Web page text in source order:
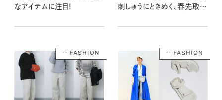
なアイテムに注目！
刺しゅうにときめく、春先取り
月号
FASHION FASHION